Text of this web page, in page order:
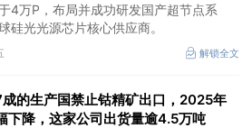
4万P，布局并成功研发国产超节点系
硅光光源芯片核心供应商。
解锁全文
成的生产国禁止钴精矿出口，2025年
下降，这家公司出货量逾4.5万吨